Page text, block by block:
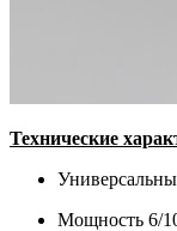
Технические
Мощность 6/